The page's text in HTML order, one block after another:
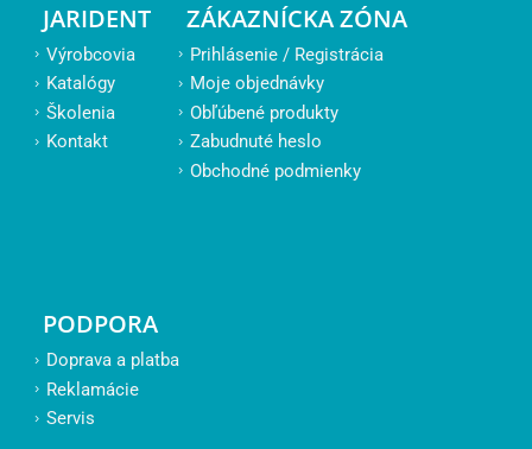
JARIDENT
Výrobcovia
Katalógy
Školenia
Kontakt
ZÁKAZNÍCKA ZÓNA
Prihlásenie / Registrácia
Moje objednávky
Obľúbené produkty
Zabudnuté heslo
Obchodné podmienky
PODPORA
Doprava a platba
Reklamácie
Servis